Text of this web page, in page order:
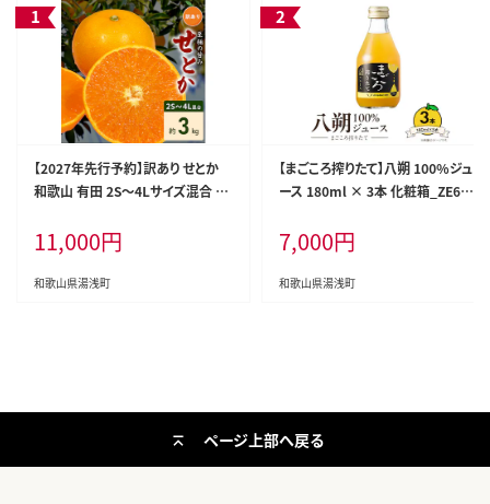
【2027年先行予約】訳あり せとか
和歌山 有田 2S～4Lサイズ混合 約
11,000円
和歌山県湯浅町
【まごころ搾りたて】八朔 100%ジュ
ース 180ml × 3本 化粧箱_ZE638
7,000円
和歌山県湯浅町
ページ上部へ戻る